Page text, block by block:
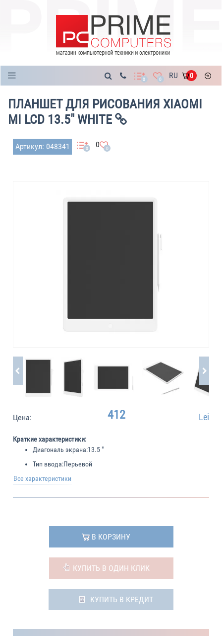
0 0 RU 0
ПЛАНШЕТ ДЛЯ РИСОВАНИЯ XIAOMI
MI LCD 13.5" WHITE
Артикул: 048341 0 0 0
Цена: 412 Lei
Краткие характеристики:
Диагональ экрана:13.5 "
Тип ввода:Перьевой
Все характеристики
В КОРЗИНУ
КУПИТЬ В ОДИН КЛИК
КУПИТЬ В КРЕДИТ